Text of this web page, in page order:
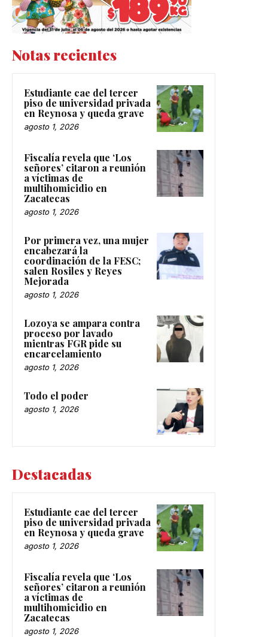
Notas recientes
Estudiante cae del tercer
piso de universidad privada
en Reynosa y queda grave
agosto 1, 2026
Fiscalía revela que ‘Los
señores’ citaron a reunión
a víctimas de
multihomicidio en
Zacatecas
agosto 1, 2026
Por primera vez, una mujer
encabezará la
coordinación de la FESC;
salen Rosiles y Reyes
Mejorada
agosto 1, 2026
Lozoya se ampara contra
proceso por lavado
mientras FGR pide su
encarcelamiento
agosto 1, 2026
Todo el poder
agosto 1, 2026
Destacadas
Estudiante cae del tercer
piso de universidad privada
en Reynosa y queda grave
agosto 1, 2026
Fiscalía revela que ‘Los
señores’ citaron a reunión
a víctimas de
multihomicidio en
Zacatecas
agosto 1, 2026